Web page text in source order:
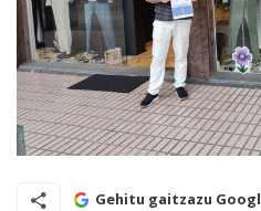
Gehitu gaitzazu